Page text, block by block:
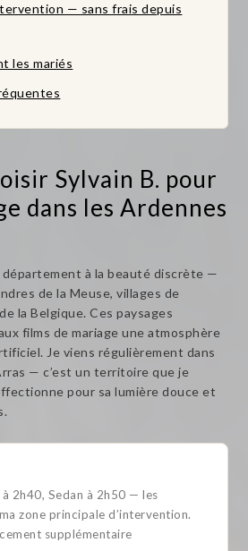
— sans frais depuis
les mariés
Sylvain B. pour
dans les Ardennes
à la beauté discrète —
de la Meuse, villages de
la Belgique. Ces paysages
films de mariage une atmosphère
Je viens régulièrement dans
— c’est un territoire que je
pour sa lumière douce et
2h40, Sedan à 2h50 — les
zone principale d’intervention.
supplémentaire